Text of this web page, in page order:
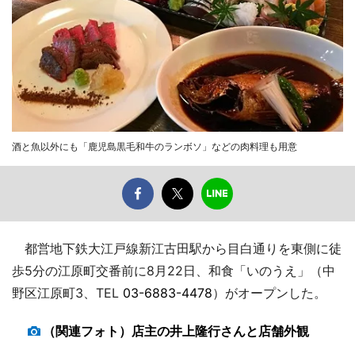
酒と魚以外にも「鹿児島黒毛和牛のランボソ」などの肉料理も用意
都営地下鉄大江戸線新江古田駅から目白通りを東側に徒
歩5分の江原町交番前に8月22日、和食「いのうえ」（中
野区江原町3、TEL 03-6883-4478）がオープンした。
（関連フォト）店主の井上隆行さんと店舗外観